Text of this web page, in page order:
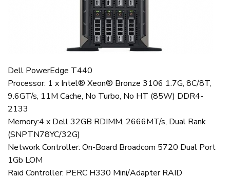
Dell PowerEdge T440
Processor: 1 x Intel® Xeon® Bronze 3106 1.7G, 8C/8T,
9.6GT/s, 11M Cache, No Turbo, No HT (85W) DDR4-
2133
Memory:4 x Dell 32GB RDIMM, 2666MT/s, Dual Rank
(SNPTN78YC/32G)
Network Controller: On-Board Broadcom 5720 Dual Port
1Gb LOM
Raid Controller: PERC H330 Mini/Adapter RAID